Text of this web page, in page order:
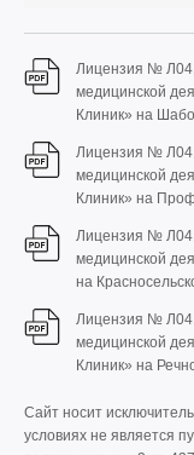
Лицензия №
медицинской
Клиник» на
Лицензия №
медицинской
Клиник» на
Лицензия №
медицинской
на
Лицензия №
медицинской
Клиник» на
Сайт носит
условиях не является